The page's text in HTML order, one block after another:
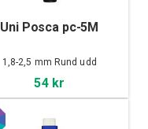
Uni Posca pc-5M
1,8-2,5 mm Rund udd
54 kr